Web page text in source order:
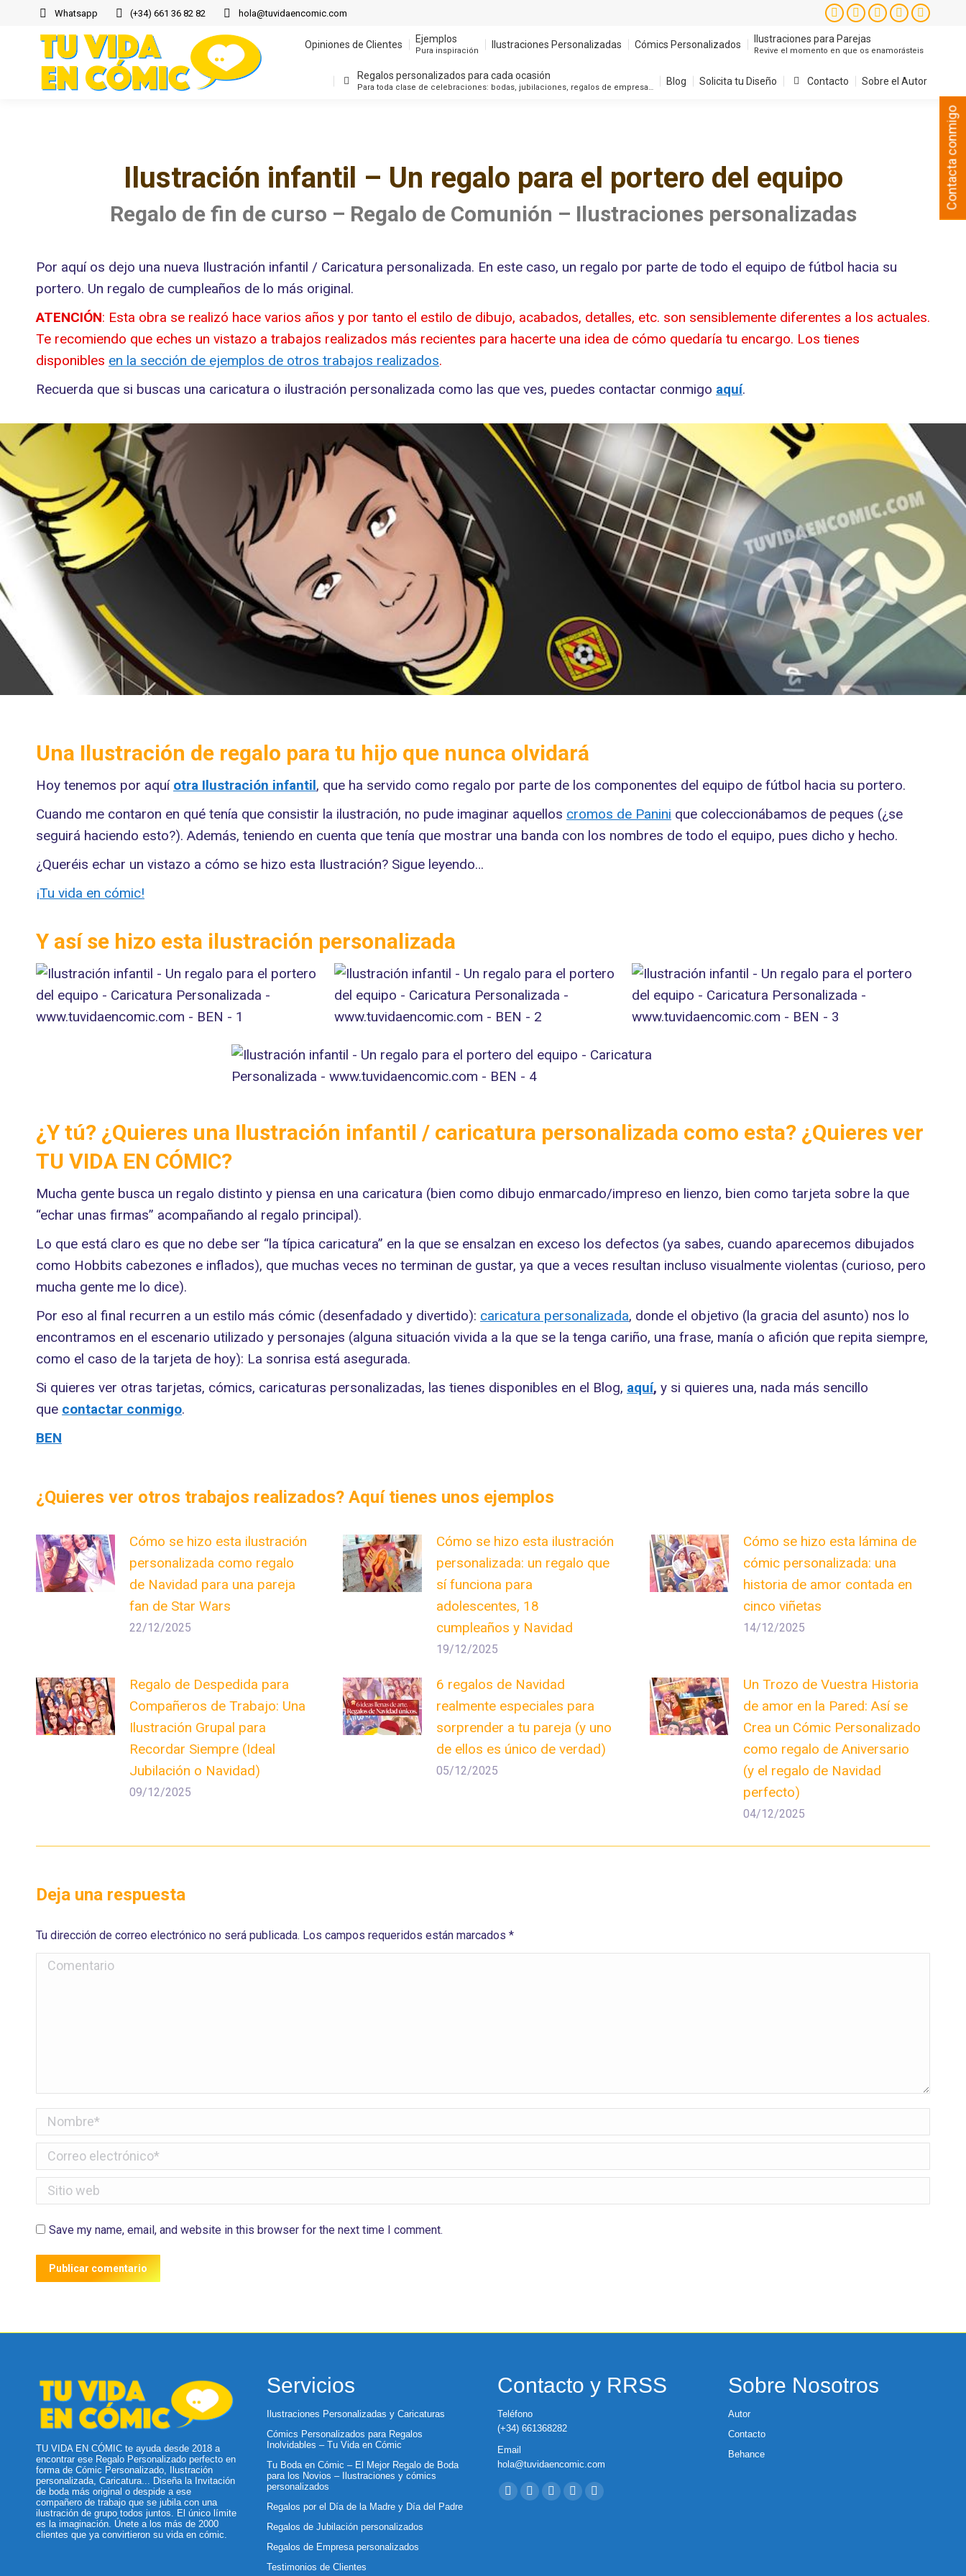
Whatsapp (+34) 661 36 82 82 hola@tuvidaencomic.com
Instagram
page
opens
in
Facebook
page
opens
in
X
opens
in
YouTube
opens
in
opens
in
new
window
Opiniones de Clientes Ejemplos
Pura inspiración
Ilustraciones Personalizadas Cómics Personalizados Ilustraciones para Parejas
Revive el momento en que os enamorásteis
Regalos personalizados para cada ocasión
Para toda clase de celebraciones: bodas, jubilaciones, regalos de empresa…
Blog Solicita tu Diseño Contacto Sobre el Autor
Ilustración infantil – Un regalo para el portero del equipo
Regalo de fin de curso – Regalo de Comunión – Ilustraciones personalizadas
Por aquí os dejo una nueva Ilustración infantil / Caricatura personalizada. En este caso, un regalo por parte de todo el equipo de fútbol hacia su
portero. Un regalo de cumpleaños de lo más original.
ATENCIÓN: Esta obra se realizó hace varios años y por tanto el estilo de dibujo, acabados, detalles, etc. son sensiblemente diferentes a los actuales.
Te recomiendo que eches un vistazo a trabajos realizados más recientes para hacerte una idea de cómo quedaría tu encargo. Los tienes
disponibles en la sección de ejemplos de otros trabajos realizados.
Recuerda que si buscas una caricatura o ilustración personalizada como las que ves, puedes contactar conmigo aquí.
Una Ilustración de regalo para tu hijo que nunca olvidará
Hoy tenemos por aquí otra Ilustración infantil, que ha servido como regalo por parte de los componentes del equipo de fútbol hacia su portero.
Cuando me contaron en qué tenía que consistir la ilustración, no pude imaginar aquellos cromos de Panini que coleccionábamos de peques (¿se
seguirá haciendo esto?). Además, teniendo en cuenta que tenía que mostrar una banda con los nombres de todo el equipo, pues dicho y hecho.
¿Queréis echar un vistazo a cómo se hizo esta Ilustración? Sigue leyendo…
¡Tu vida en cómic!
Y así se hizo esta ilustración personalizada
¿Y tú? ¿Quieres una Ilustración infantil / caricatura personalizada como esta? ¿Quieres ver
TU VIDA EN CÓMIC?
Mucha gente busca un regalo distinto y piensa en una caricatura (bien como dibujo enmarcado/impreso en lienzo, bien como tarjeta sobre la que
“echar unas firmas” acompañando al regalo principal).
Lo que está claro es que no debe ser “la típica caricatura” en la que se ensalzan en exceso los defectos (ya sabes, cuando aparecemos dibujados
como Hobbits cabezones e inflados), que muchas veces no terminan de gustar, ya que a veces resultan incluso visualmente violentas (curioso, pero
mucha gente me lo dice).
Por eso al final recurren a un estilo más cómic (desenfadado y divertido): caricatura personalizada, donde el objetivo (la gracia del asunto) nos lo
encontramos en el escenario utilizado y personajes (alguna situación vivida a la que se la tenga cariño, una frase, manía o afición que repita siempre,
como el caso de la tarjeta de hoy): La sonrisa está asegurada.
Si quieres ver otras tarjetas, cómics, caricaturas personalizadas, las tienes disponibles en el Blog, aquí, y si quieres una, nada más sencillo
que contactar conmigo.
BEN
¿Quieres ver otros trabajos realizados? Aquí tienes unos ejemplos
Cómo se hizo esta ilustración
personalizada como regalo
de Navidad para una pareja
fan de Star Wars
22/12/2025
Cómo se hizo esta ilustración
personalizada: un regalo que
sí funciona para
adolescentes, 18
cumpleaños y Navidad
19/12/2025
Cómo se hizo esta lámina de
cómic personalizada: una
historia de amor contada en
cinco viñetas
14/12/2025
Regalo de Despedida para
Compañeros de Trabajo: Una
Ilustración Grupal para
Recordar Siempre (Ideal
Jubilación o Navidad)
09/12/2025
6 regalos de Navidad
realmente especiales para
sorprender a tu pareja (y uno
de ellos es único de verdad)
05/12/2025
Un Trozo de Vuestra Historia
de amor en la Pared: Así se
Crea un Cómic Personalizado
como regalo de Aniversario
(y el regalo de Navidad
perfecto)
04/12/2025
Deja una respuesta
Tu dirección de correo electrónico no será publicada. Los campos requeridos están marcados *
Comentario
Nombre *
Correo electrónico *
Sitio web
Save my name, email, and website in this browser for the next time I comment.
Publicar comentario
TU VIDA EN CÓMIC te ayuda desde 2018 a
encontrar ese Regalo Personalizado perfecto en
forma de Cómic Personalizado, Ilustración
personalizada, Caricatura... Diseña la Invitación
de boda más original o despide a ese
compañero de trabajo que se jubila con una
ilustración de grupo todos juntos. El único límite
es la imaginación. Únete a los más de 2000
clientes que ya convirtieron su vida en cómic.
Servicios
Ilustraciones Personalizadas y Caricaturas
Cómics Personalizados para Regalos
Inolvidables – Tu Vida en Cómic
Tu Boda en Cómic – El Mejor Regalo de Boda
para los Novios – Ilustraciones y cómics
personalizados
Regalos por el Día de la Madre y Día del Padre
Regalos de Jubilación personalizados
Regalos de Empresa personalizados
Testimonios de Clientes
Contacto y RRSS
Teléfono
(+34) 661368282
Email
hola@tuvidaencomic.com
Encuéntranos en:
Facebook
X
YouTubeInstagramWhatsapp
Sobre Nosotros
Autor
Contacto
Behance
Contacta conmigo
Opiniones de Clientes Ilustraciones para Parejas
Revive el momento en que os enamorásteis
Regalos personalizados para cada ocasión Solicita tu Diseño Contacto Sobre el Autor